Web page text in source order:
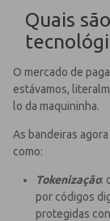
Quais
O mercado de
estávamos,
lo da maquininha.
As bandeiras
como:
Tokenização:
por códigos
protegidas